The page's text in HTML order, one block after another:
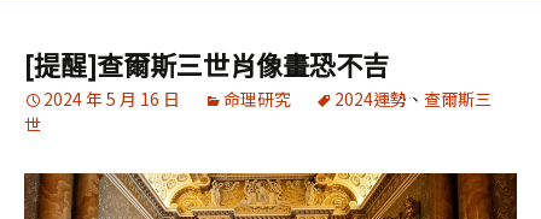
[提醒]查爾斯三世肖像畫恐不吉
2024 年 5 月 16 日 命理研究 2024運勢 、 查爾斯三
世